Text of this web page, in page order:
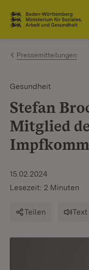
Zum Inhalt
Link zur Startseite
Pressemitteilungen
Gesundheit
Stefan
Mitglied
15.02.2024
Lesezeit: 2 Minuten
Teilen